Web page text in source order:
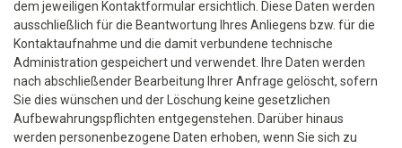
dem jeweiligen Kontaktformular ersichtlich. Diese Daten werden
ausschließlich für die Beantwortung Ihres Anliegens bzw. für die
Kontaktaufnahme und die damit verbundene technische
Administration gespeichert und verwendet. Ihre Daten werden
nach abschließender Bearbeitung Ihrer Anfrage gelöscht, sofern
Sie dies wünschen und der Löschung keine gesetzlichen
Aufbewahrungspflichten entgegenstehen. Darüber hinaus
werden personenbezogene Daten erhoben, wenn Sie sich zu